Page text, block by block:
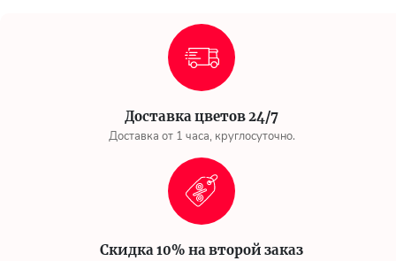
Доставка цветов 24/7
Доставка от 1 часа, круглосуточно.
Скидка 10% на второй заказ